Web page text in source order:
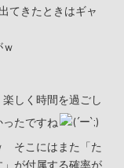
てきたときはギャ
しく時間を過ごし
たですね
そこにはまた「た
が付属する確率が